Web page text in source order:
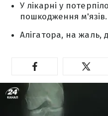
У лікарні у
пошкодження м'язів.
Алігатора, на жаль,